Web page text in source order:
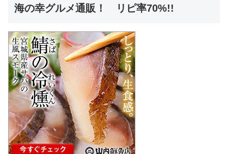
海の幸グルメ通販！ リピ率70%!!